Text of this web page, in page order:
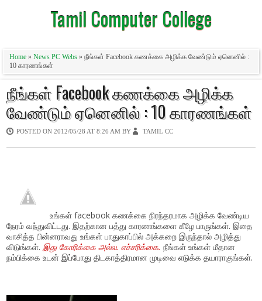
Tamil Computer College
Home » News PC Webs » நீங்கள் Facebook கணக்கை அழிக்க வேண்டும் ஏனெனில் :
10 காரணங்கள்
நீங்கள் Facebook கணக்கை அழிக்க
வேண்டும் ஏனெனில் : 10 காரணங்கள்
POSTED ON 2012/05/28 AT 8:26 AM BY TAMIL CC
உங்கள் facebook கணக்கை நிரந்தரமாக அழிக்க வேண்டிய
நேரம் வந்துவிட்டது. இதற்கான பத்து காரணங்களை கீழே பாருங்கள். இதை
வாசித்த பின்னராவது உங்கள் பாதுகாப்பில் அக்கறை இருந்தால் அழித்து
விடுங்கள். இது கோரிக்கை அல்ல. எச்சரிக்கை. நீங்கள் உங்கள் மீதான
நம்பிக்கை உடன் இப்போது திடகாத்திரமான முடிவை எடுக்க தயாராகுங்கள்.